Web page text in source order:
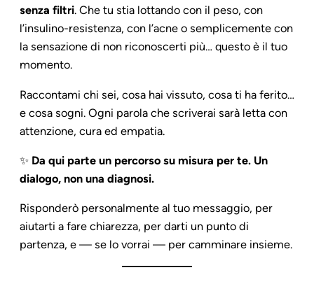
senza filtri. Che tu stia lottando con il peso, con
l’insulino-resistenza, con l’acne o semplicemente con
la sensazione di non riconoscerti più… questo è il tuo
momento.
Raccontami chi sei, cosa hai vissuto, cosa ti ha ferito…
e cosa sogni. Ogni parola che scriverai sarà letta con
attenzione, cura ed empatia.
✨ Da qui parte un percorso su misura per te. Un
dialogo, non una diagnosi.
Risponderò personalmente al tuo messaggio, per
aiutarti a fare chiarezza, per darti un punto di
partenza, e — se lo vorrai — per camminare insieme.